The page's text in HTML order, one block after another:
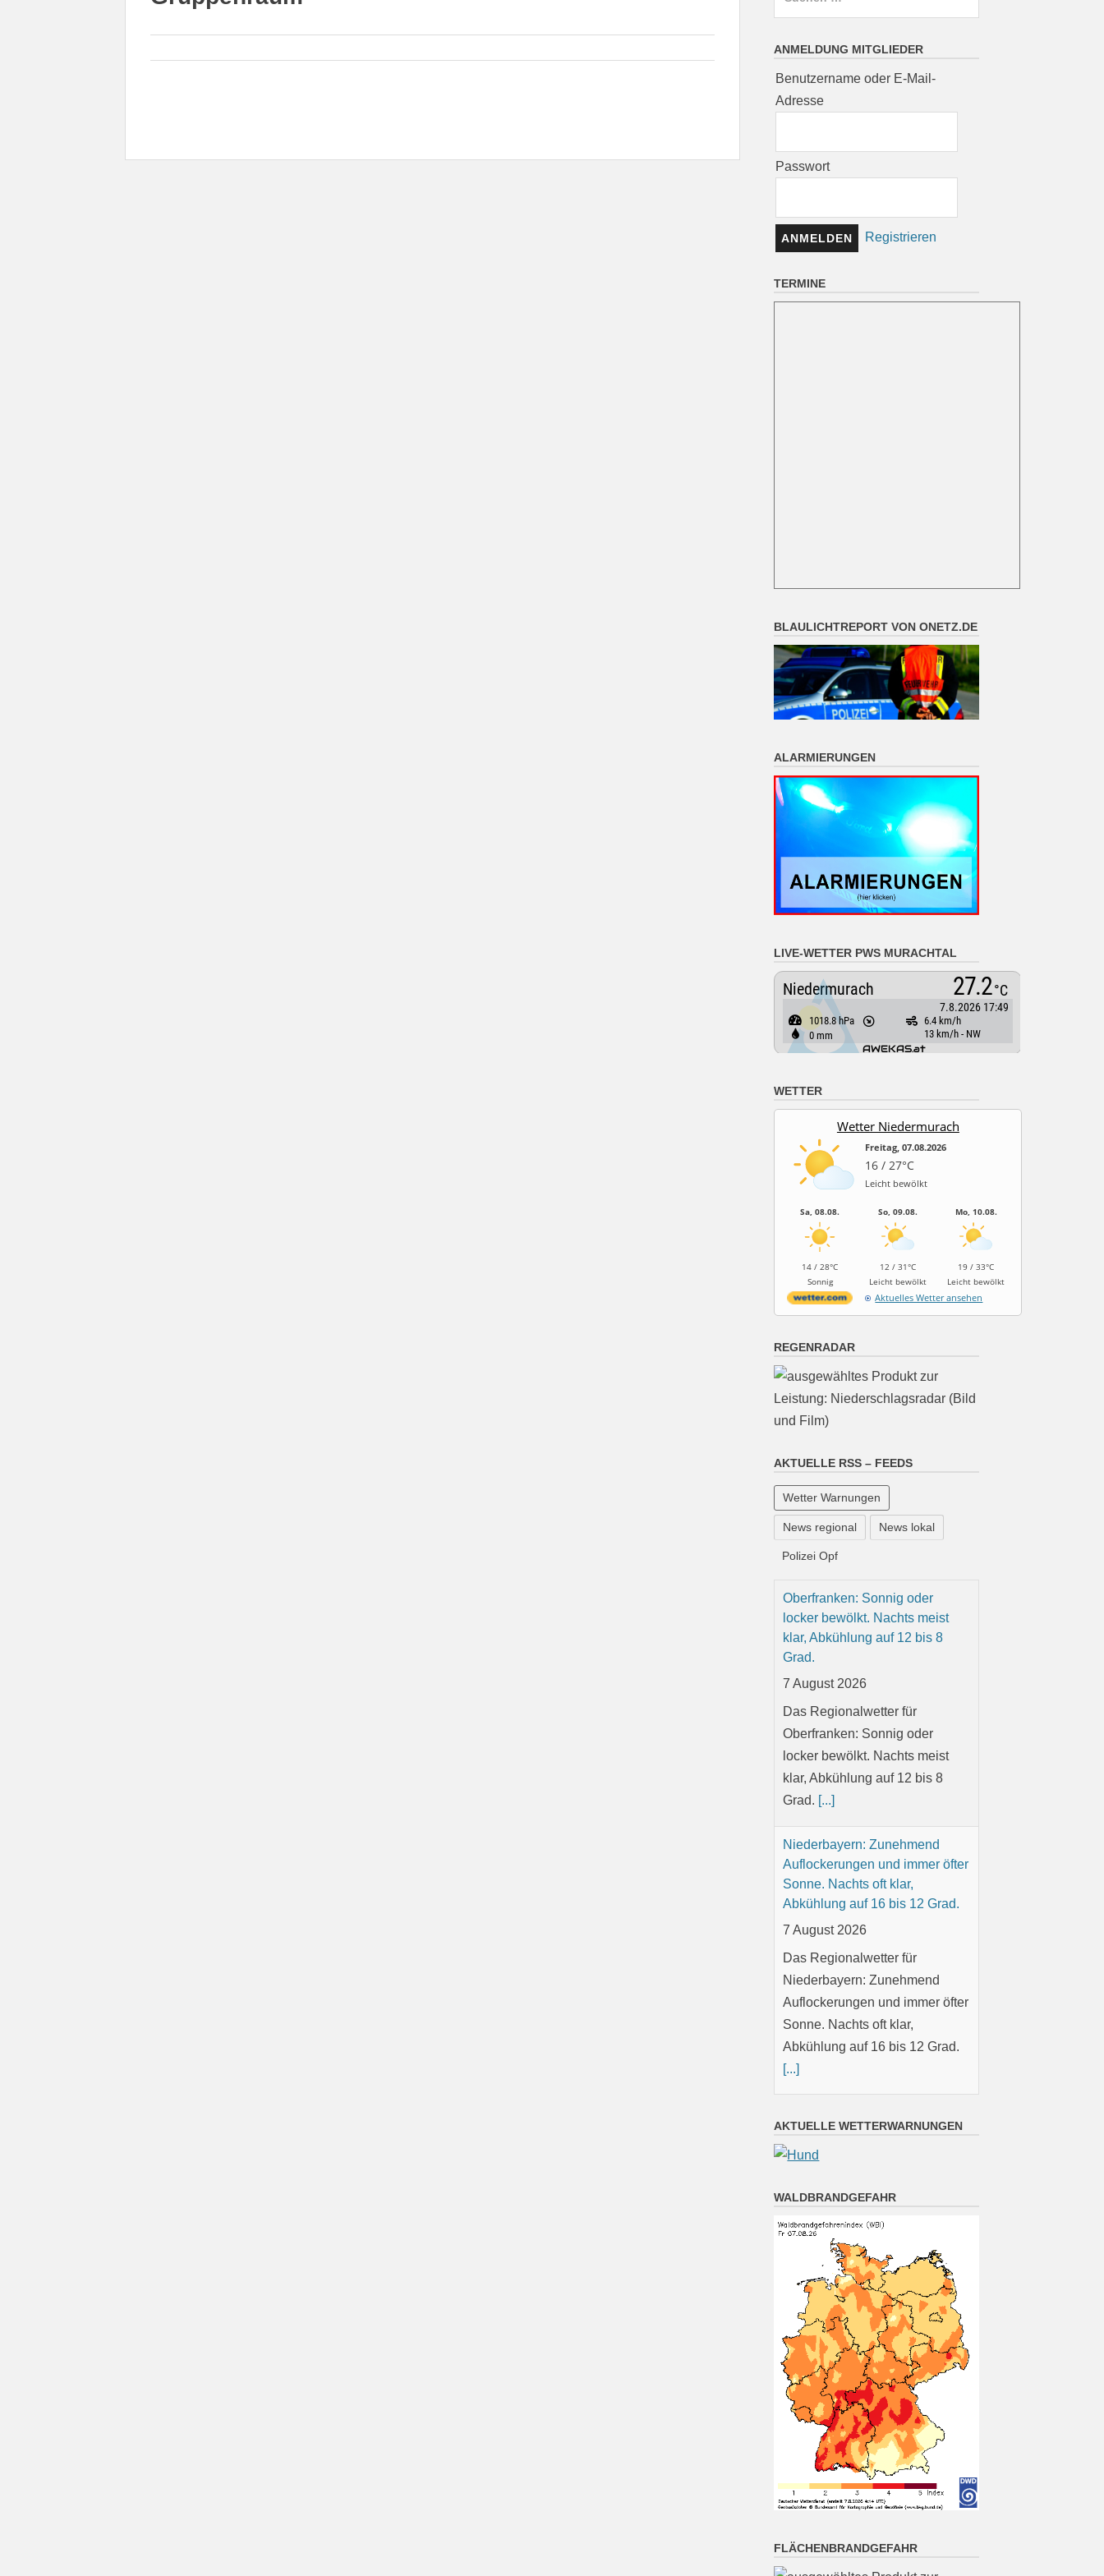
ANMELDUNG MITGLIEDER
Benutzername oder E-Mail-
Adresse
Passwort
Registrieren
TERMINE
BLAULICHTREPORT VON ONETZ.DE
ALARMIERUNGEN
LIVE-WETTER PWS MURACHTAL
WETTER
Wetter Niedermurach
Freitag, 07.08.2026
16 / 27°C
Leicht bewölkt
Sa, 08.08.
14 / 28°C
Sonnig
So, 09.08.
12 / 31°C
Leicht bewölkt
Mo, 10.08.
19 / 33°C
Leicht bewölkt
Aktuelles Wetter ansehen
REGENRADAR
AKTUELLE RSS – FEEDS
Wetter Warnungen
News regional News lokal
Polizei Opf
Oberfranken: Sonnig oder
locker bewölkt. Nachts meist
klar, Abkühlung auf 12 bis 8
Grad.
7 August 2026
Das Regionalwetter für
Oberfranken: Sonnig oder
locker bewölkt. Nachts meist
klar, Abkühlung auf 12 bis 8
Grad. [...]
Niederbayern: Zunehmend
Auflockerungen und immer öfter
Sonne. Nachts oft klar,
Abkühlung auf 16 bis 12 Grad.
7 August 2026
Das Regionalwetter für
Niederbayern: Zunehmend
Auflockerungen und immer öfter
Sonne. Nachts oft klar,
Abkühlung auf 16 bis 12 Grad.
[...]
bewölkt. Nachts meist klar,
Abkühlung auf 14 bis 9 Grad.
Oberpfalz: Sonnig oder locker
bewölkt. Nachts meist klar,
Abkühlung auf 14 bis 9 Grad.
München (7.8. 16:00):
wolkenlos 27°
7 August 2026
Wetterwerte von Freitag
07.08.2026 16:00:
Wetterzustand: wolkenlos
Lufttemperatur in 2 Metern
Höhe: 27° mittlere
Nürnberg (7.8. 16:00):
AKTUELLE WETTERWARNUNGEN
WALDBRANDGEFAHR
FLÄCHENBRANDGEFAHR